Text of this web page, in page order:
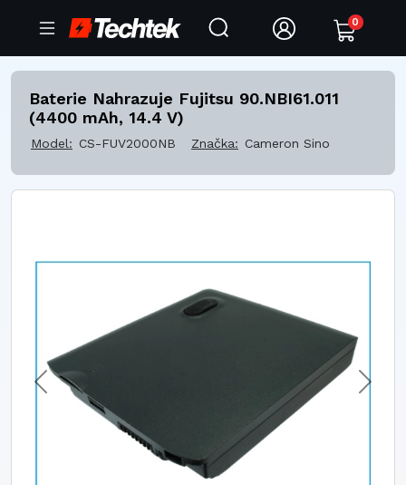
0
Baterie Nahrazuje Fujitsu 90.NBI61.011
(4400 mAh, 14.4 V)
Model: CS-FUV2000NB Značka: Cameron Sino